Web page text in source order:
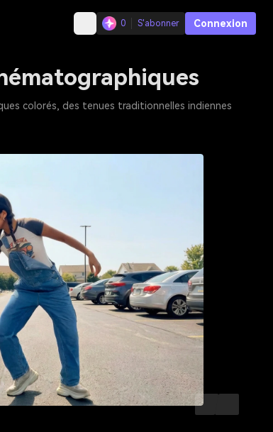
0 S'abonner Connexion
colorés, des tenues traditionnelles indiennes